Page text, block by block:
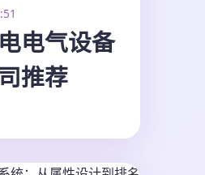
电气设备
推荐